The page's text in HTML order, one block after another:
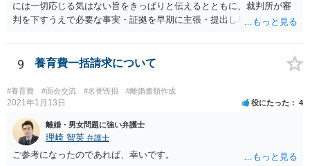
には一切応じる気はない旨をきっぱりと伝えるとともに、裁判所が審
判を下すうえで必要な事実・証拠を早期に主張・提出し尽くすという
ディーに進められる可能性もあるところなので、上記岡本先生がおっ
しゃるように、法テラスの利用も検討されるのが良いかと思います。
9 養育費一括請求について
#養育費 #面会交流 #名誉毀損 #離婚書類作成
2021年1月13日 役にたった 4
離婚・男女問題に強い弁護士
理崎 智英 弁護士
ご参考になったのであれば、幸いです。